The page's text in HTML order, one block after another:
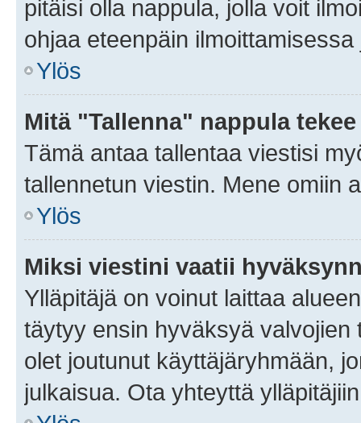
pitäisi olla nappula, jolla voit
ohjaa eteenpäin
Ylös
Mitä "Tallenna" nappula
Tämä antaa tallentaa viestisi
tallennetun viestin. Mene omiin
Ylös
Miksi viestini vaatii
Ylläpitäjä on voinut laittaa
täytyy ensin hyväksyä
olet joutunut käyttäjäryhmään,
julkaisua. Ota yhteyttä